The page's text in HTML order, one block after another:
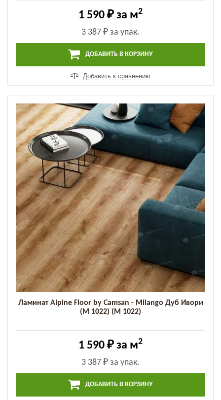
1 590 ₽ за м2
3 387 ₽ за упак.
ДОБАВИТЬ В КОРЗИНУ
Добавить к сравнению
Ламинат Alpine Floor by Camsan - Milango Дуб Ивори
(M 1022) (M 1022)
1 590 ₽ за м2
3 387 ₽ за упак.
ДОБАВИТЬ В КОРЗИНУ